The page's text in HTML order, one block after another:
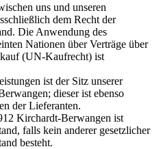
uns und unseren
dem Recht der
Die Anwendung des
Nationen über Verträge über
(UN-Kaufrecht) ist
ist der Sitz unserer
dieser ist ebenso
der Lieferanten.
Kirchardt-Berwangen ist
falls kein anderer gesetzlicher
besteht.